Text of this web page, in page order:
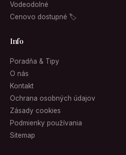
Vodeodolné
Cenovo dostupné 🏷
Info
Poradňa & Tipy
O nás
Kontakt
Ochrana osobných údajov
Zásady cookies
Podmienky používania
Sitemap